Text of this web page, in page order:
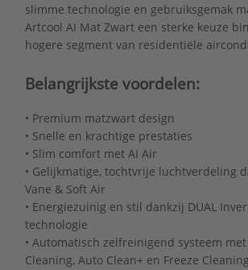
slimme technologie en gebruiksgemak
Artcool AI Mat Zwart een sterke keuze
hogere segment van residentiële
Belangrijkste voordelen:
• Premium matzwart design
• Snelle en krachtige prestaties
• Slim comfort met AI Air
• Gelijkmatige, tochtvrije luchtverdeling
Vane & Soft Air
• Energiezuinig en stil dankzij DUAL
technologie
• Automatisch zelfreinigend systeem met
Cleaning, Auto Clean+ en Freeze Cleaning